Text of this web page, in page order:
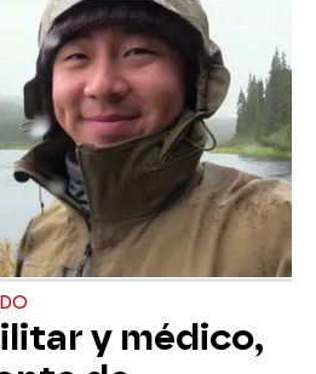
y médico,